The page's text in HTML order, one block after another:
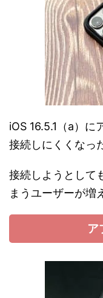
iOS 16.5.1（a）に
接続しにくくなっ
接続しようとして
まうユーザーが増
ア